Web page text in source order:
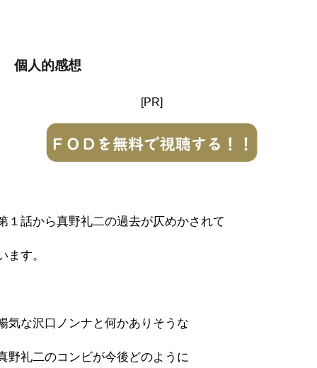
個人的感想
[PR]
１話から真野礼二の過去が仄めかされて
ます。
気な沢口ノンナと何かありそうな
野礼二のコンビが今後どのように